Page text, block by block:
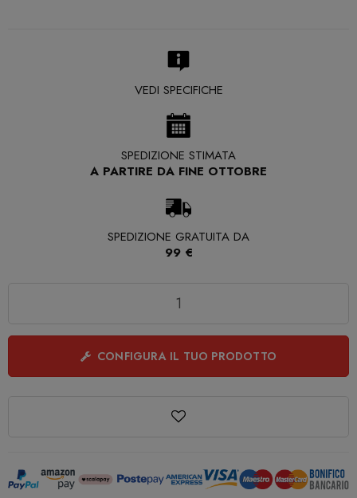
VEDI SPECIFICHE
SPEDIZIONE STIMATA
A PARTIRE DA FINE OTTOBRE
SPEDIZIONE GRATUITA DA
99 €
CONFIGURA IL TUO PRODOTTO